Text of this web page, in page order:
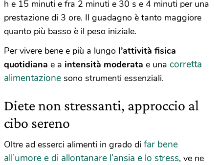
h e 15 minuti e fra 2 minuti e 30 s e 4 minuti per una
prestazione di 3 ore. Il guadagno è tanto maggiore
quanto più basso è il peso iniziale.
Per vivere bene e più a lungo l’attività fisica
quotidiana e a intensità moderata e una corretta
alimentazione sono strumenti essenziali.
Diete non stressanti, approccio al
cibo sereno
Oltre ad esserci alimenti in grado di far bene
all’umore e di allontanare l’ansia e lo stress, ve ne